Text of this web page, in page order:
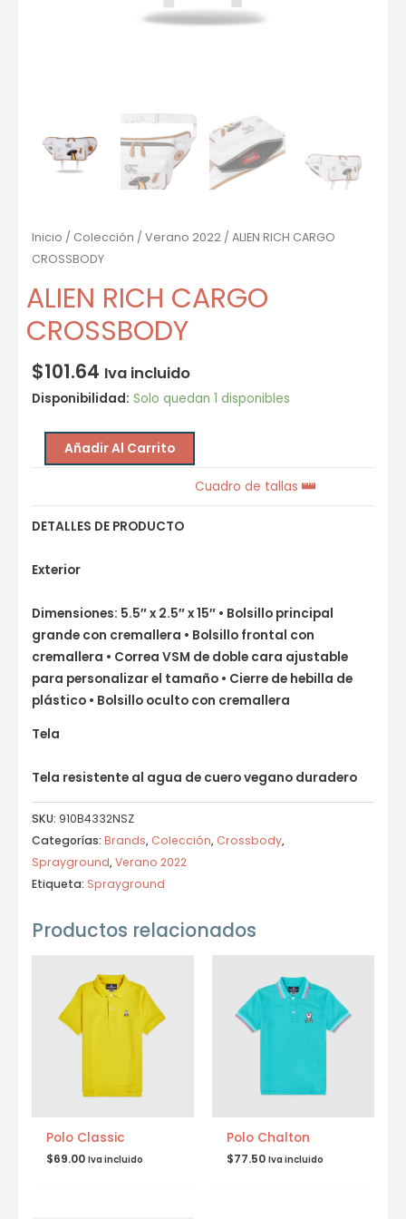
Inicio / Colección / Verano 2022 / ALIEN RICH CARGO
CROSSBODY
ALIEN RICH CARGO
CROSSBODY
$101.64 Iva incluido
Disponibilidad: Solo quedan 1 disponibles
Añadir Al Carrito
Cuadro de tallas
DETALLES DE PRODUCTO
Exterior
Dimensiones: 5.5″ x 2.5″ x 15″ • Bolsillo principal
grande con cremallera • Bolsillo frontal con
cremallera • Correa VSM de doble cara ajustable
para personalizar el tamaño • Cierre de hebilla de
plástico • Bolsillo oculto con cremallera
Tela
Tela resistente al agua de cuero vegano duradero
SKU: 910B4332NSZ
Categorías: Brands, Colección, Crossbody,
Sprayground,Verano 2022
Etiqueta: Sprayground
Productos relacionados
Polo Classic
$69.00 Iva incluido
Polo Chalton
$77.50 Iva incluido